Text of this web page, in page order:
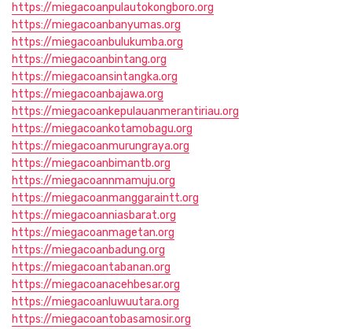
https://miegacoanpulautokongboro.org
https://miegacoanbanyumas.org
https://miegacoanbulukumba.org
https://miegacoanbintang.org
https://miegacoansintangka.org
https://miegacoanbajawa.org
https://miegacoankepulauanmerantiriau.org
https://miegacoankotamobagu.org
https://miegacoanmurungraya.org
https://miegacoanbimantb.org
https://miegacoannmamuju.org
https://miegacoanmanggaraintt.org
https://miegacoanniasbarat.org
https://miegacoanmagetan.org
https://miegacoanbadung.org
https://miegacoantabanan.org
https://miegacoanacehbesar.org
https://miegacoanluwuutara.org
https://miegacoantobasamosir.org